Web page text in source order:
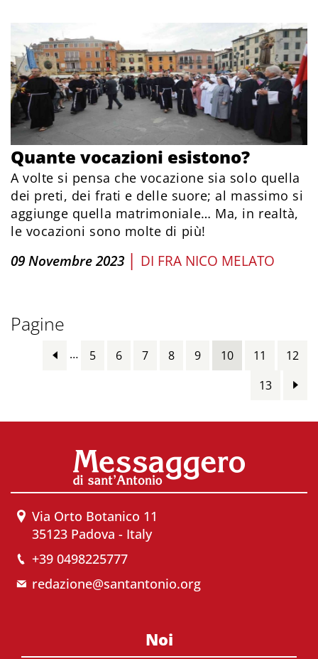
Quante vocazioni esistono?
A volte si pensa che vocazione sia solo quella
dei preti, dei frati e delle suore; al massimo si
aggiunge quella matrimoniale… Ma, in realtà,
le vocazioni sono molte di più!
09 Novembre 2023 | DI FRA NICO MELATO
Pagine
… 5 6 7 8 9 10 11
12
13
Via Orto Botanico 11
35123 Padova - Italy
+39 0498225777
redazione@santantonio.org
Noi